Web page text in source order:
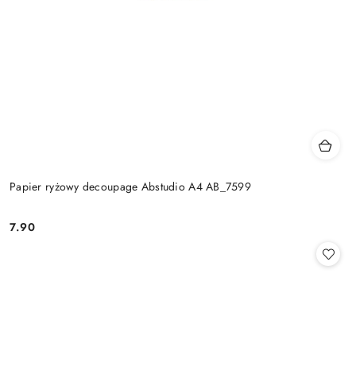
Papier ryżowy decoupage Abstudio A4 AB_7599
Cena:
7.90